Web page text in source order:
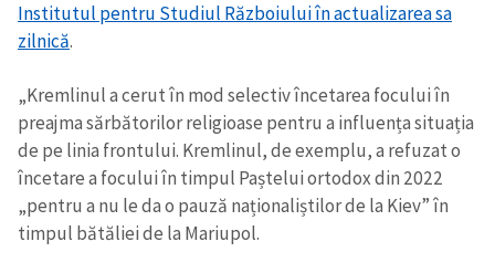
Institutul pentru Studiul Războiului în actualizarea sa
zilnică.
„Kremlinul a cerut în mod selectiv încetarea focului în
preajma sărbătorilor religioase pentru a influența situația
de pe linia frontului. Kremlinul, de exemplu, a refuzat o
încetare a focului în timpul Paștelui ortodox din 2022
„pentru a nu le da o pauză naționaliștilor de la Kiev” în
timpul bătăliei de la Mariupol.